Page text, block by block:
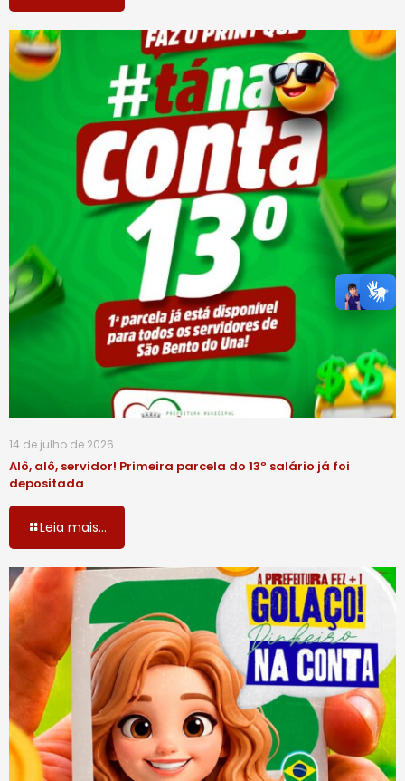
14 de julho de 2026
Alô, alô, servidor! Primeira parcela do 13º salário já foi
depositada
Leia mais...